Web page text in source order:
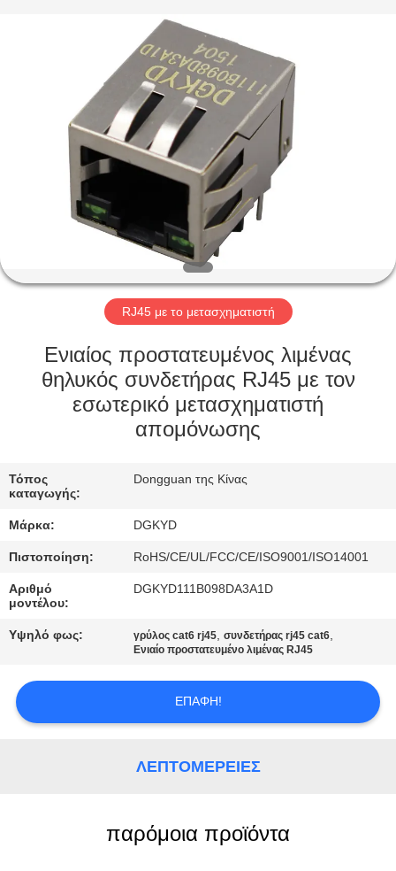
ΠΡΟΪΌΝΤΑ
ΕΜΦΆΝΙΣΗ
ΠΕΡΊΠΟΥ
ΓΎΡΟΣ
ΕΡΓΟΣΤΑΣΊΩΝ
ΈΛΕΓΧΟΣ
ΕΛΆΤΕ
ΣΕ
ΕΠΑΦΉ
ΖΗΤΉΣΤΕ
ΑΠΌΣΠΑΣΜΑ
SITEMAP
RJ45 με το μετασχηματιστή
Ενιαίος προστατευμένος λιμένας
θηλυκός συνδετήρας RJ45 με τον
εσωτερικό μετασχηματιστή
απομόνωσης
Τόπος
καταγωγής:
Dongguan της Κίνας
Μάρκα: DGKYD
Πιστοποίηση: RoHS/CE/UL/FCC/CE/ISO9001/ISO14001
Αριθμό
μοντέλου:
DGKYD111B098DA3A1D
Υψηλό φως: γρύλος cat6 rj45,συνδετήρας rj45 cat6,
Ενιαίο προστατευμένο λιμένας RJ45
ΕΠΑΦΉ!
ΛΕΠΤΟΜΈΡΕΙΕΣ
παρόμοια προϊόντα